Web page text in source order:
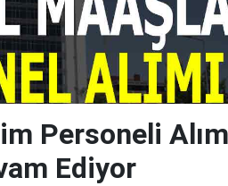
Personeli
Ediyor